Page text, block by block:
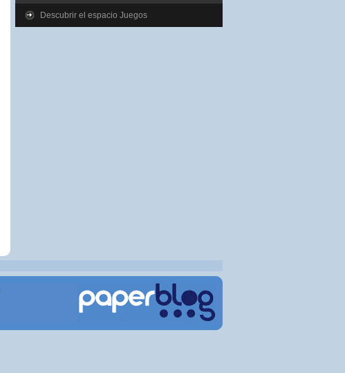
Descubrir el espacio Juegos